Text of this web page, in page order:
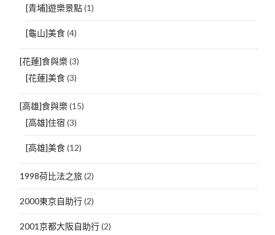
[青埔]遊樂景點(1)
[龜山]美食(4)
[花蓮]食與樂(3)
[花蓮]美食(3)
[高雄]食與樂(15)
[高雄]住宿 (3)
[高雄]美食(12)
1998荷比法之旅(2)
2000東京自助行(2)
2001京都大阪自助行(2)